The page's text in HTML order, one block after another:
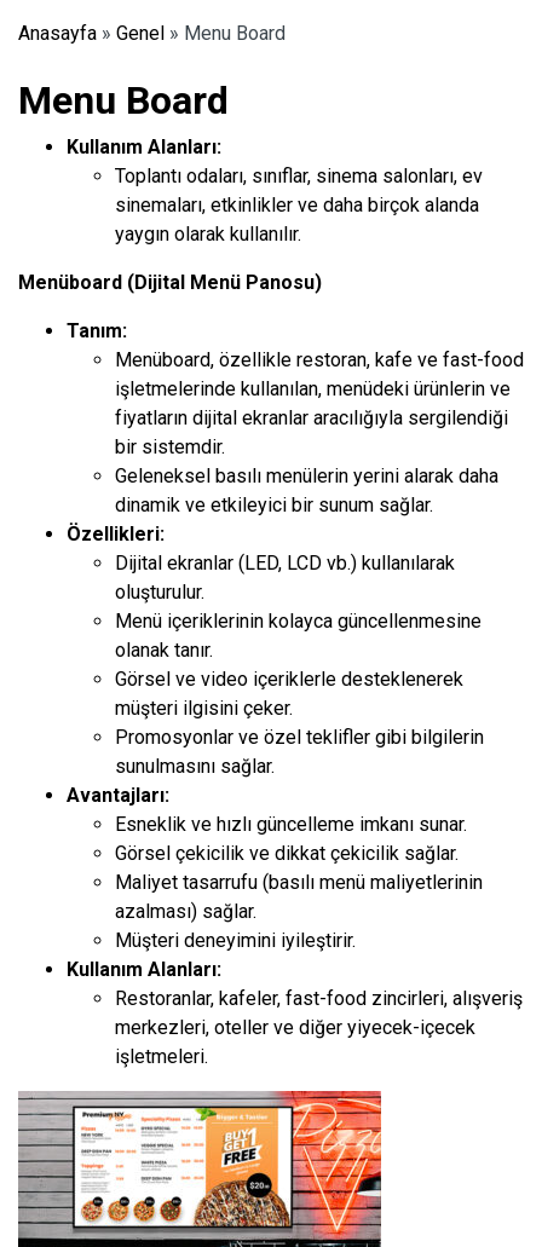
Anasayfa » Genel » Menu Board
Menu Board
Kullanım Alanları:
Toplantı odaları, sınıflar, sinema salonları, ev
sinemaları, etkinlikler ve daha birçok alanda
yaygın olarak kullanılır.
Menüboard (Dijital Menü Panosu)
Tanım:
Menüboard, özellikle restoran, kafe ve fast-food
işletmelerinde kullanılan, menüdeki ürünlerin ve
fiyatların dijital ekranlar aracılığıyla sergilendiği
bir sistemdir.
Geleneksel basılı menülerin yerini alarak daha
dinamik ve etkileyici bir sunum sağlar.
Özellikleri:
Dijital ekranlar (LED, LCD vb.) kullanılarak
oluşturulur.
Menü içeriklerinin kolayca güncellenmesine
olanak tanır.
Görsel ve video içeriklerle desteklenerek
müşteri ilgisini çeker.
Promosyonlar ve özel teklifler gibi bilgilerin
sunulmasını sağlar.
Avantajları:
Esneklik ve hızlı güncelleme imkanı sunar.
Görsel çekicilik ve dikkat çekicilik sağlar.
Maliyet tasarrufu (basılı menü maliyetlerinin
azalması) sağlar.
Müşteri deneyimini iyileştirir.
Kullanım Alanları:
Restoranlar, kafeler, fast-food zincirleri, alışveriş
merkezleri, oteller ve diğer yiyecek-içecek
işletmeleri.